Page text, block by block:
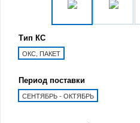
Тип КС
ОКС, ПАКЕТ
Период поставки
СЕНТЯБРЬ - ОКТЯБРЬ